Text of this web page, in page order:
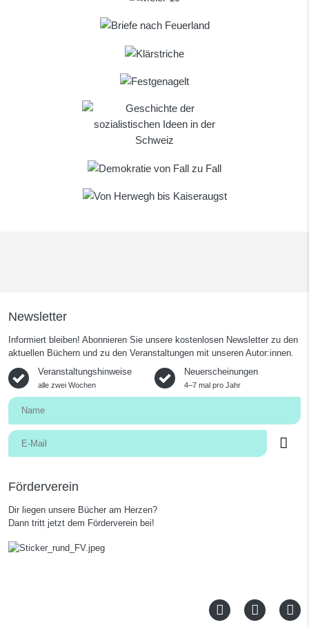
Newsletter
Informiert bleiben! Abonnieren Sie unsere kostenlosen Newsletter zu den
aktuellen Büchern und zu den Veranstaltungen mit unseren Autor:innen.
Veranstaltungshinweise
alle zwei Wochen
Neuerscheinungen
4–7 mal pro Jahr
Förderverein
Dir liegen unsere Bücher am Herzen?
Dann tritt jetzt dem Förderverein bei!